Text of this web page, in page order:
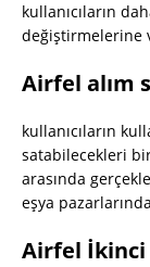
kullanıcıların
değiştirmelerine
Airfel alım
kullanıcıların
satabilecekleri
arasında
eşya
Airfel İkinci